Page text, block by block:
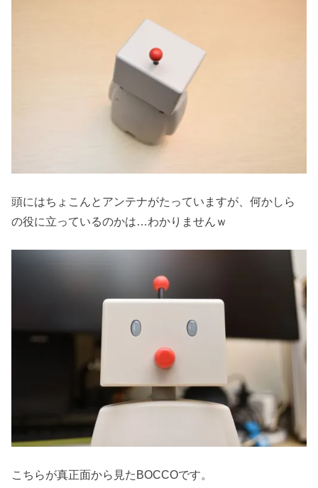
頭にはちょこんとアンテナがたっていますが、何かしら
の役に立っているのかは…わかりませんｗ
こちらが真正面から見たBOCCOです。